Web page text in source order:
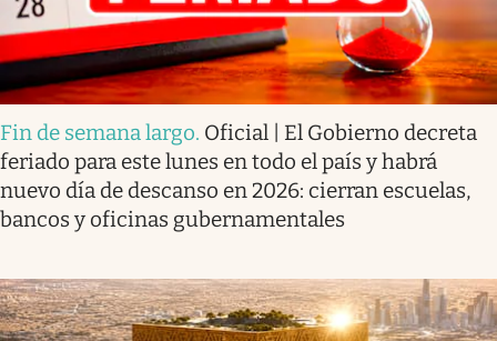
Fin de semana largo. Oficial | El Gobierno decreta
feriado para este lunes en todo el país y habrá
nuevo día de descanso en 2026: cierran escuelas,
bancos y oficinas gubernamentales